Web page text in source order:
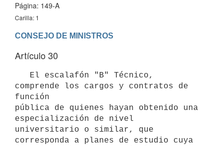
Página: 149-A
Carilla: 1
CONSEJO DE MINISTROS
Artículo 30
comprende los cargos y contratos de
función
pública de quienes hayan obtenido una
especialización de nivel
universitario o similar, que
corresponda a planes de estudio cuya